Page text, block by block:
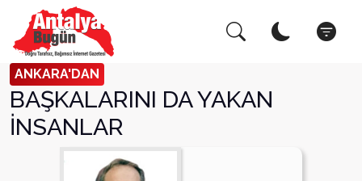
ANKARA'DAN
BAŞKALARINI DA YAKAN
İNSANLAR
Arama Yap! Kapat